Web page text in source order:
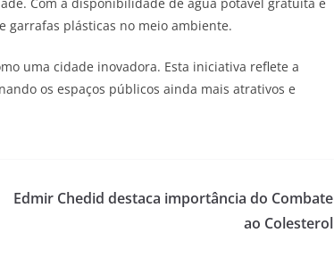
garrafas plásticas no meio ambiente.
uma cidade inovadora. Esta iniciativa reflete a
os espaços públicos ainda mais atrativos e
Edmir Chedid destaca importância do Combate
ao Colesterol